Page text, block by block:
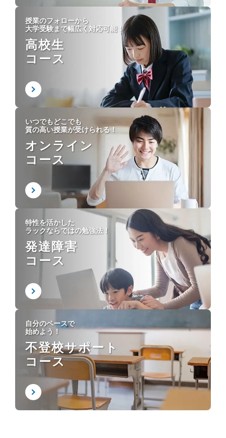
授業のフォローから
大学受験まで幅広く対応可能！
高校生
コース
いつでもどこでも
質の高い授業が受けられる！
オンライン
コース
特性を活かした
ラックならではの勉強法！
発達障害
コース
自分のペースで
始めよう！
不登校サポート
コース